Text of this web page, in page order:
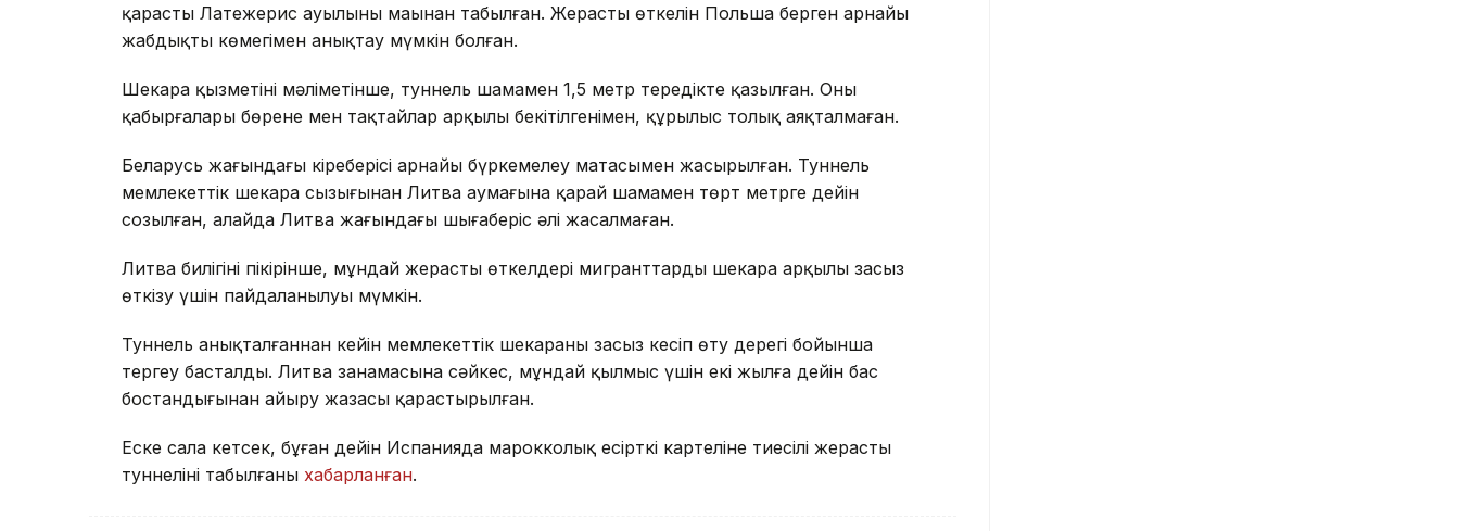
қарасты Латежерис ауылының маңынан табылған. Жерасты өткелін Польша берген арнайы
жабдықтың көмегімен анықтау мүмкін болған.
Шекара қызметінің мәліметінше, туннель шамамен 1,5 метр тереңдікте қазылған. Оның
қабырғалары бөрене мен тақтайлар арқылы бекітілгенімен, құрылыс толық аяқталмаған.
Беларусь жағындағы кіреберісі арнайы бүркемелеу матасымен жасырылған. Туннель
мемлекеттік шекара сызығынан Литва аумағына қарай шамамен төрт метрге дейін
созылған, алайда Литва жағындағы шығаберіс әлі жасалмаған.
Литва билігінің пікірінше, мұндай жерасты өткелдері мигранттарды шекара арқылы заңсыз
өткізу үшін пайдаланылуы мүмкін.
Туннель анықталғаннан кейін мемлекеттік шекараны заңсыз кесіп өту дерегі бойынша
тергеу басталды. Литва заңнамасына сәйкес, мұндай қылмыс үшін екі жылға дейін бас
бостандығынан айыру жазасы қарастырылған.
Еске сала кетсек, бұған дейін Испанияда марокколық есірткі картеліне тиесілі жерасты
туннелінің табылғаны хабарланған.